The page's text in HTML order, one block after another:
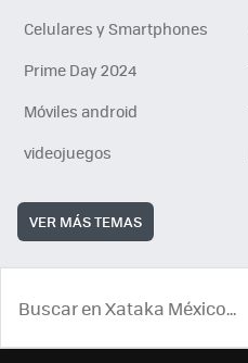
Celulares y Smartphones
Prime Day 2024
Móviles android
videojuegos
VER MÁS TEMAS